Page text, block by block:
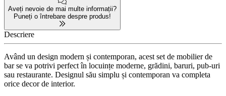
Aveți nevoie de mai multe informații?
Puneți o întrebare despre produs!
Descriere
Având un design modern și contemporan, acest set de mobilier de
bar se va potrivi perfect în locuințe moderne, grădini, baruri, pub-uri
sau restaurante. Designul său simplu și contemporan va completa
orice decor de interior.